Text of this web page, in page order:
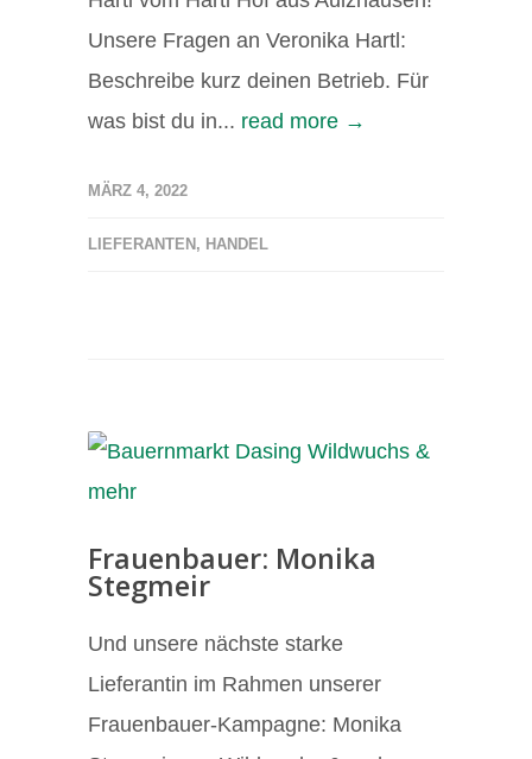
Unsere Fragen an Veronika Hartl:
Beschreibe kurz deinen Betrieb. Für
was bist du in... read more →
MÄRZ 4, 2022
LIEFERANTEN , HANDEL
Frauenbauer: Monika
Stegmeir
Und unsere nächste starke
Lieferantin im Rahmen unserer
Frauenbauer-Kampagne: Monika